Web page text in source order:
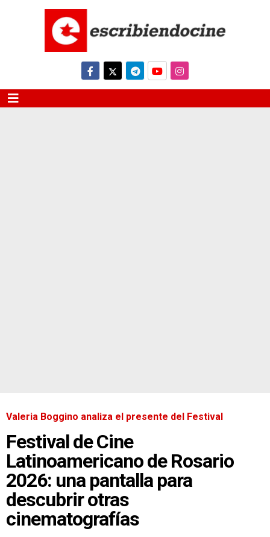
Valeria Boggino analiza el presente del Festival
Festival de Cine
Latinoamericano de Rosario
2026: una pantalla para
descubrir otras
cinematografías